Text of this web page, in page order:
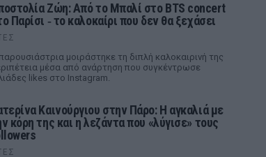
Ζώη: Από το Μπαλί στο BTS concert
Παρίσι ‑ το καλοκαίρι που δεν θα ξεχάσει
μοιράστηκε τη διπλή καλοκαιρινή της
μέσα από ανάρτηση που συγκέντρωσε
likes στο Instagram.
Καινούργιου στην Πάρο: Η αγκαλιά με
κόρη της και η λεζάντα που «λύγισε» τους